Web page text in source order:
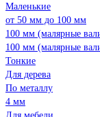
Маленькие
от 50 мм до 100 мм
100 мм (малярные
100 мм (малярные
Тонкие
Для дерева
По металлу
4 мм